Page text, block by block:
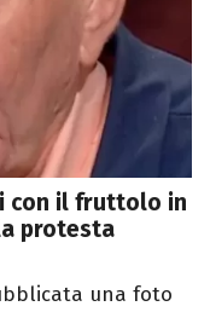
con il fruttolo in
protesta
una foto